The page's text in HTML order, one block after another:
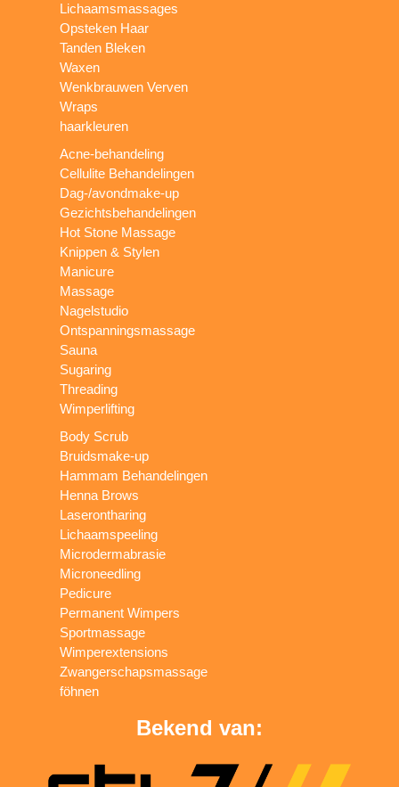
Lichaamsmassages
Opsteken Haar
Tanden Bleken
Waxen
Wenkbrauwen Verven
Wraps
haarkleuren
Acne-behandeling
Cellulite Behandelingen
Dag-/avondmake-up
Gezichtsbehandelingen
Hot Stone Massage
Knippen & Stylen
Manicure
Massage
Nagelstudio
Ontspanningsmassage
Sauna
Sugaring
Threading
Wimperlifting
Body Scrub
Bruidsmake-up
Hammam Behandelingen
Henna Brows
Laserontharing
Lichaamspeeling
Microdermabrasie
Microneedling
Pedicure
Permanent Wimpers
Sportmassage
Wimperextensions
Zwangerschapsmassage
föhnen
Bekend van: